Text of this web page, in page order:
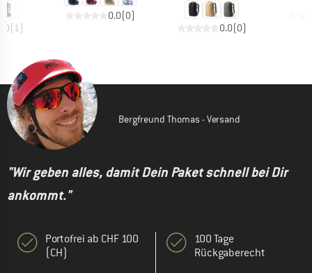
( 1)
0.0(0)
0.0(0)
Bergfreund Thomas - Versand
"Wir geben alles, damit Dein Paket schnell bei Dir
ankommt."
Portofrei ab CHF 100
(CH)
100 Tage
Rückgaberecht